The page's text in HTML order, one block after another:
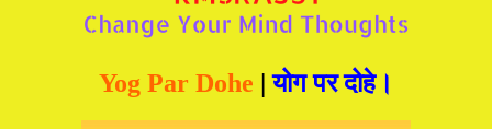
Yog Par Dohe |योग पर दोहे।